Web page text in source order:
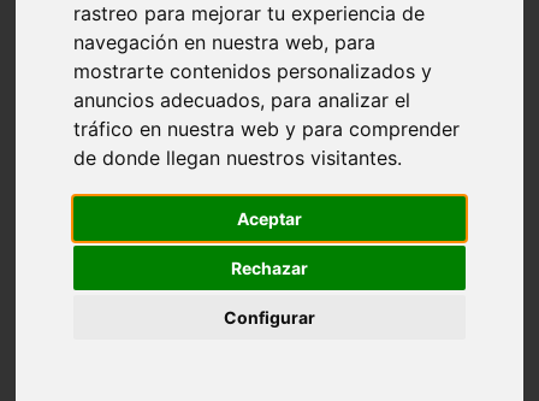
rastreo para mejorar tu experiencia de
navegación en nuestra web, para
mostrarte contenidos personalizados y
anuncios adecuados, para analizar el
tráfico en nuestra web y para comprender
de donde llegan nuestros visitantes.
Aceptar
Rechazar
Configurar
higiene
snacks
acuario
comercios
estanques
viajar
cr a
especies invasoras